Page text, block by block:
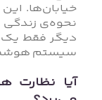
خیابان‌ها.
نحوه‌ی زندگی
دیگر فقط
سیستم
آیا نظارت